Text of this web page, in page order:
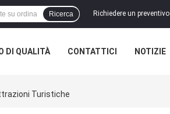
Richiedere un preventivo
Ricerca
DI QUALITÀ CONTATTICI NOTIZIE
Turistiche